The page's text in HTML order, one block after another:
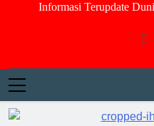
Informasi Terupdate